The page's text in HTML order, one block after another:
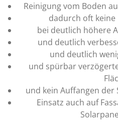
Reinigung vom Boden
dadurch oft
bei deutlich höhere
und deutlich
und deutlich
und spürbar
und kein Auffangen
Einsatz auch auf